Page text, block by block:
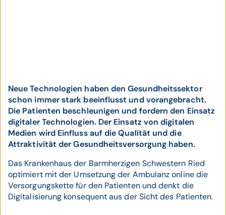
Neue Technologien haben den Gesundheitssektor
schon immer stark beeinflusst und vorangebracht.
Die Patienten beschleunigen und fordern den Einsatz
digitaler Technologien. Der Einsatz von digitalen
Medien wird Einfluss auf die Qualität und die
Attraktivität der Gesundheitsversorgung haben.
Das Krankenhaus der Barmherzigen Schwestern Ried
optimiert mit der Umsetzung der Ambulanz online die
Versorgungskette für den Patienten und denkt die
Digitalisierung konsequent aus der Sicht des Patienten.